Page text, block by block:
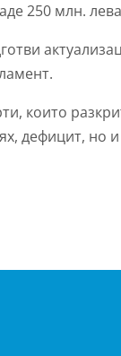
250 млн.
които
дефицит, но